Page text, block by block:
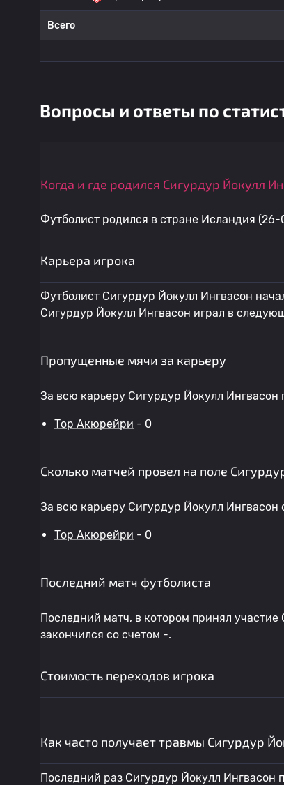
Всего
Вопросы и ответы по
Когда и где родился Сигурдур Йокулл
Футболист родился в стране Исландия
Карьера игрока
Футболист Сигурдур Йокулл Ингвасон
Сигурдур Йокулл Ингвасон играл в
Пропущенные мячи за карьеру
За всю карьеру Сигурдур Йокулл Ингвасон
Тор Акюрейри - 0
Сколько матчей провел на поле
За всю карьеру Сигурдур Йокулл Ингвасон
Тор Акюрейри - 0
Последний матч футболиста
Последний матч, в котором принял
закончился со счетом -.
Стоимость переходов игрока
Как часто получает травмы Сигурдур
Последний раз Сигурдур Йокулл Ингвасон